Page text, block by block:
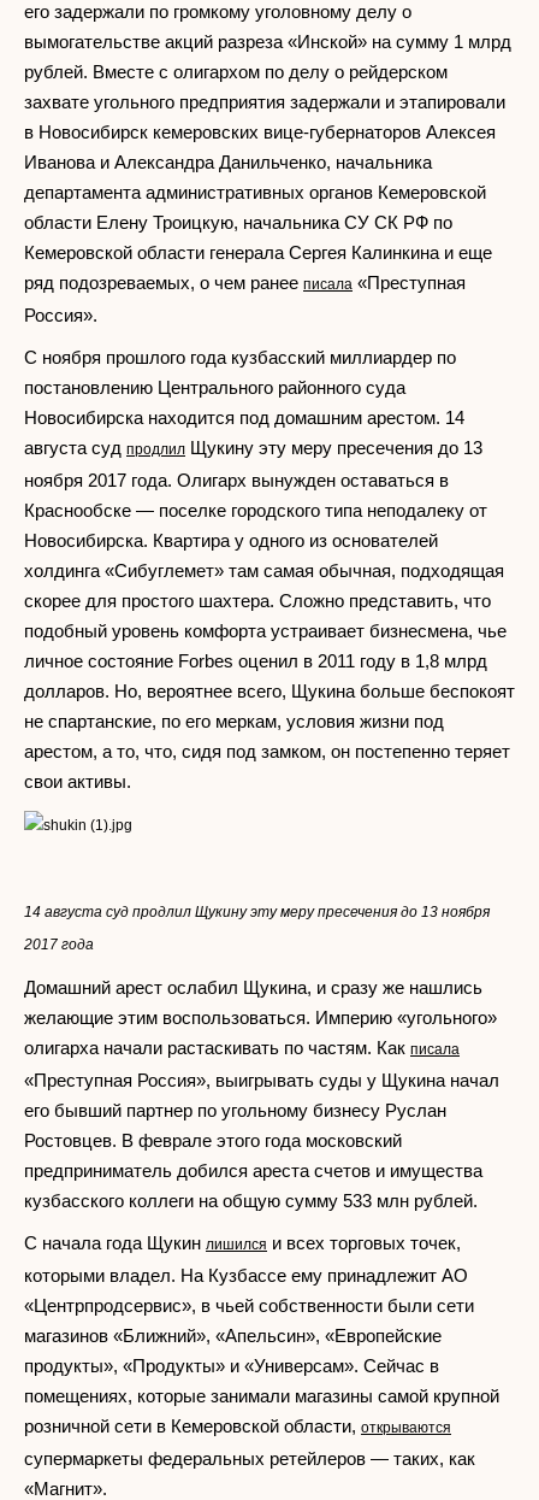
его задержали по громкому уголовному делу о
вымогательстве акций разреза «Инской» на сумму 1 млрд
рублей. Вместе с олигархом по делу о рейдерском
захвате угольного предприятия задержали и этапировали
в Новосибирск кемеровских вице-губернаторов Алексея
Иванова и Александра Данильченко, начальника
департамента административных органов Кемеровской
области Елену Троицкую, начальника СУ СК РФ по
Кемеровской области генерала Сергея Калинкина и еще
ряд подозреваемых, о чем ранее писала «Преступная
Россия».
С ноября прошлого года кузбасский миллиардер по
постановлению Центрального районного суда
Новосибирска находится под домашним арестом. 14
августа суд продлил Щукину эту меру пресечения до 13
ноября 2017 года. Олигарх вынужден оставаться в
Краснообске — поселке городского типа неподалеку от
Новосибирска. Квартира у одного из основателей
холдинга «Сибуглемет» там самая обычная, подходящая
скорее для простого шахтера. Сложно представить, что
подобный уровень комфорта устраивает бизнесмена, чье
личное состояние Forbes оценил в 2011 году в 1,8 млрд
долларов. Но, вероятнее всего, Щукина больше беспокоят
не спартанские, по его меркам, условия жизни под
арестом, а то, что, сидя под замком, он постепенно теряет
свои активы.
14 августа суд продлил Щукину эту меру пресечения до 13 ноября
2017 года
Домашний арест ослабил Щукина, и сразу же нашлись
желающие этим воспользоваться. Империю «угольного»
олигарха начали растаскивать по частям. Как писала
«Преступная Россия», выигрывать суды у Щукина начал
его бывший партнер по угольному бизнесу Руслан
Ростовцев. В феврале этого года московский
предприниматель добился ареста счетов и имущества
кузбасского коллеги на общую сумму 533 млн рублей.
С начала года Щукин лишился и всех торговых точек,
которыми владел. На Кузбассе ему принадлежит АО
«Центрпродсервис», в чьей собственности были сети
магазинов «Ближний», «Апельсин», «Европейские
продукты», «Продукты» и «Универсам». Сейчас в
помещениях, которые занимали магазины самой крупной
розничной сети в Кемеровской области, открываются
супермаркеты федеральных ретейлеров — таких, как
«Магнит».